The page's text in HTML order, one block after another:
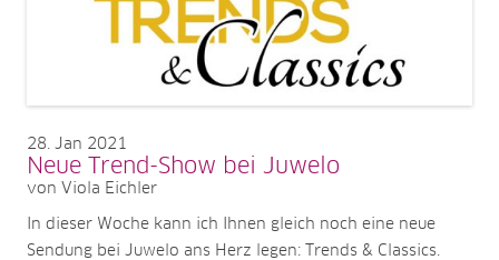
28 Jan 2021
Neue Trend-Show bei Juwelo
von Viola Eichler
In dieser Woche kann ich Ihnen gleich noch eine neue
Sendung bei Juwelo ans Herz legen: Trends & Classics.